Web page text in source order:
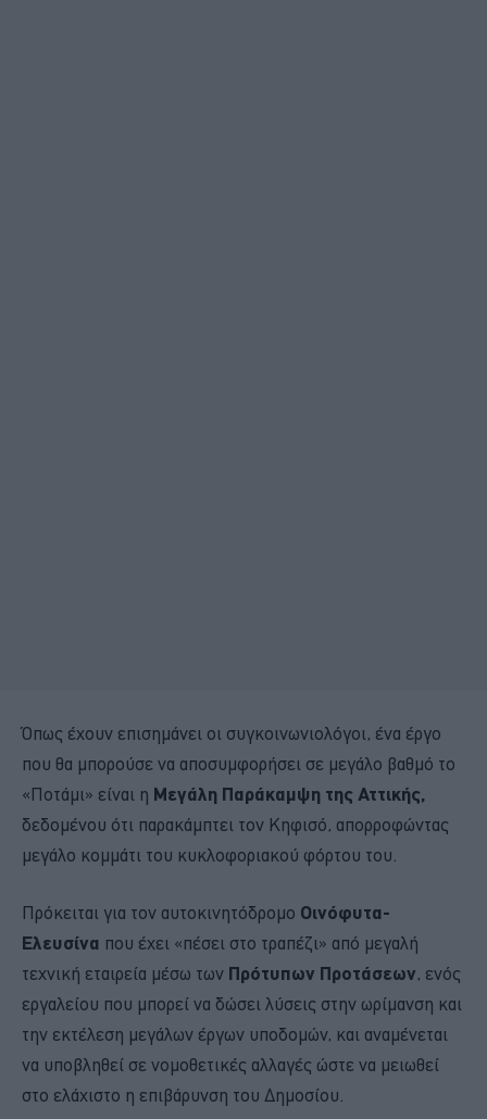
Όπως έχουν επισημάνει οι συγκοινωνιολόγοι, ένα έργο
που θα μπορούσε να αποσυμφορήσει σε μεγάλο βαθμό το
«Ποτάμι» είναι η Μεγάλη Παράκαμψη της Αττικής,
δεδομένου ότι παρακάμπτει τον Κηφισό, απορροφώντας
μεγάλο κομμάτι του κυκλοφοριακού φόρτου του.
Πρόκειται για τον αυτοκινητόδρομο Οινόφυτα-
Ελευσίνα που έχει «πέσει στο τραπέζι» από μεγαλή
τεχνική εταιρεία μέσω των Πρότυπων Προτάσεων, ενός
εργαλείου που μπορεί να δώσει λύσεις στην ωρίμανση και
την εκτέλεση μεγάλων έργων υποδομών, και αναμένεται
να υποβληθεί σε νομοθετικές αλλαγές ώστε να μειωθεί
στο ελάχιστο η επιβάρυνση του Δημοσίου.